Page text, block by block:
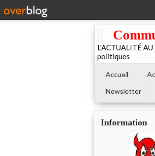
L'ACTUALITÉ
politiques
Accueil
Newsletter
Information